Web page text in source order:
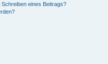
Schreiben eines Beitrags?